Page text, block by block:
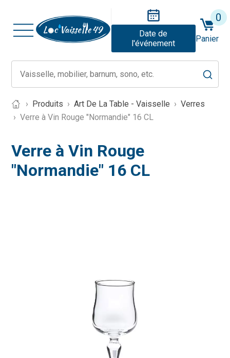
Date de
l'événement
0
Panier
Produits Art De La Table - Vaisselle
Verres
Verre à Vin Rouge "Normandie" 16 CL
Verre à Vin Rouge
"Normandie" 16 CL